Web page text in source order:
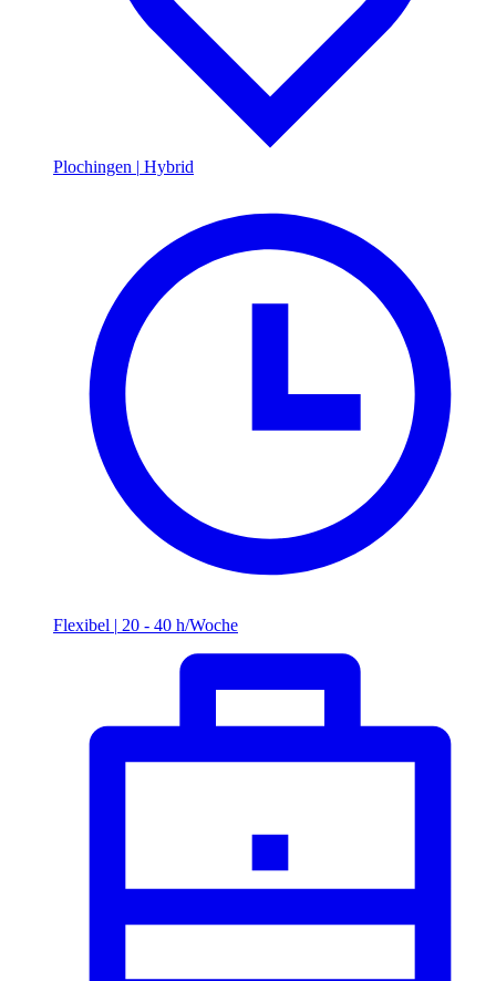
Plochingen | Hybrid
Flexibel | 20 - 40 h/Woche